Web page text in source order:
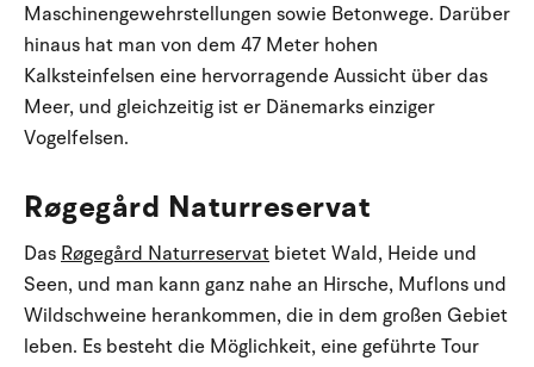
Maschinengewehrstellungen sowie Betonwege. Darüber
hinaus hat man von dem 47 Meter hohen
Kalksteinfelsen eine hervorragende Aussicht über das
Meer, und gleichzeitig ist er Dänemarks einziger
Vogelfelsen.
Røgegård Naturreservat
DasRøgegård Naturreservat bietet Wald, Heide und
Seen, und man kann ganz nahe an Hirsche, Muflons und
Wildschweine herankommen, die in dem großen Gebiet
leben. Es besteht die Möglichkeit, eine geführte Tour